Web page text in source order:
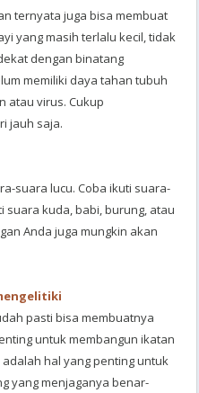
ternyata juga bisa membuat
yang masih terlalu kecil, tidak
dengan binatang
memiliki daya tahan tubuh
atau virus. Cukup
jauh saja.
suara lucu. Coba ikuti suara-
suara kuda, babi, burung, atau
Anda juga mungkin akan
pasti bisa membuatnya
untuk membangun ikatan
hal yang penting untuk
yang menjaganya benar-